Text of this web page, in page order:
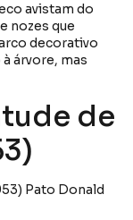
avistam do
nozes que
decorativo
árvore, mas
de